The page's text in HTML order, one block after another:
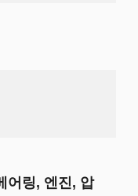
어링, 엔진, 압